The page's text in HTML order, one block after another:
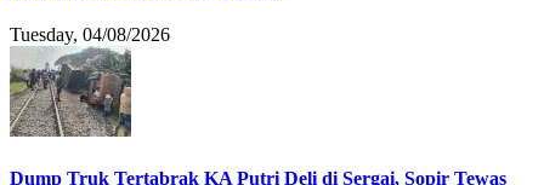
Tuesday, 04/08/2026
Dump Truk Tertabrak KA Putri Deli di Sergai, Sopir Tewas